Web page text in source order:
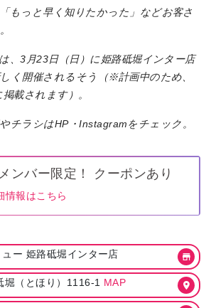
もっと早く知りたかった」などお客さ
、3月23日（日）に姫路砥堀インター店
く開催されるそう（※計画中のため、
載されます）。
チラシはHP・Instagramをチェック。
ンバー限定！ クーポンあり
情報はこちら
ュー 姫路砥堀インター店
堀（とほり）1116-1 MAP